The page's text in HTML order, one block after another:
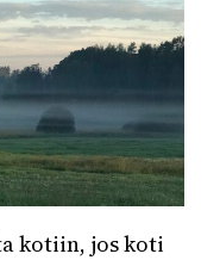
kotiin, jos koti